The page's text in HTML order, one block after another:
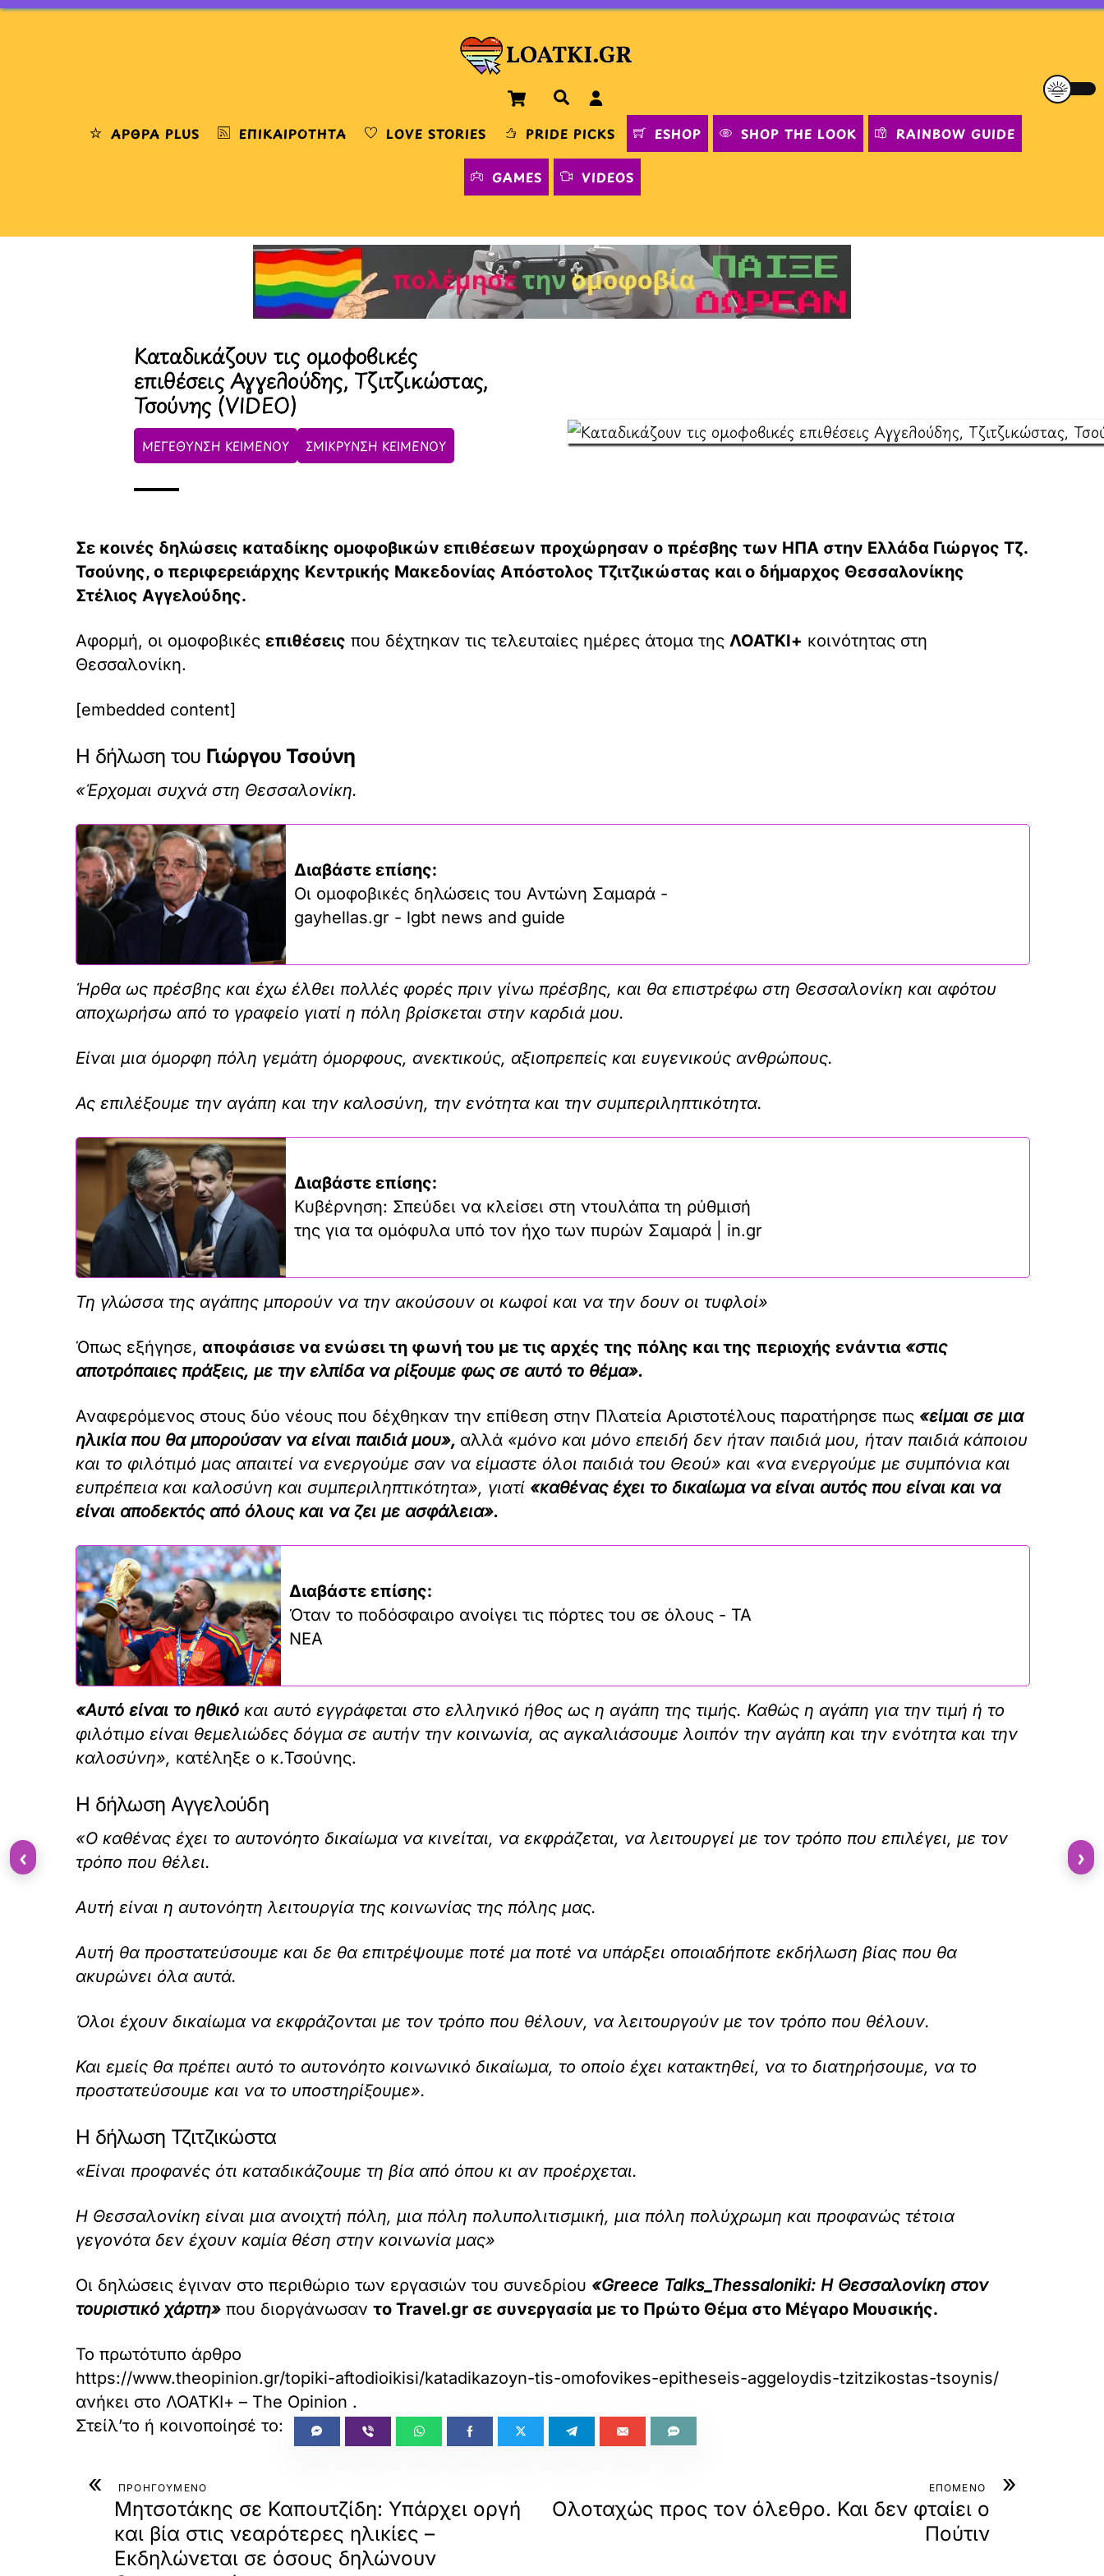
Skip
Cart Αναζήτηση
ΆΡΘΡΑ PLUS ΕΠΙΚΑΙΡΌΤΗΤΑ LOVE STORIES PRIDE PICKS ESHOP SHOP THE LOOK RAINBOW GUIDE
GAMES VIDEOS
Καταδικάζουν τις ομοφοβικές
επιθέσεις Αγγελούδης, Τζιτζικώστας,
Τσούνης (VIDEO)
ΜΕΓΕΘΥΝΣΗ ΚΕΙΜΕΝΟΥ ΣΜΙΚΡΥΝΣΗ ΚΕΙΜΕΝΟΥ
Σε κοινές δηλώσεις καταδίκης ομοφοβικών επιθέσεων προχώρησαν ο πρέσβης των ΗΠΑ στην Ελλάδα Γιώργος Τζ.
Τσούνης, ο περιφερειάρχης Κεντρικής Μακεδονίας Απόστολος Τζιτζικώστας και ο δήμαρχος Θεσσαλονίκης
Στέλιος Αγγελούδης.
Αφορμή, οι ομοφοβικές επιθέσεις που δέχτηκαν τις τελευταίες ημέρες άτομα της ΛΟΑΤΚΙ+ κοινότητας στη
Θεσσαλονίκη.
[embedded content]
Η δήλωση του Γιώργου Τσούνη
«Έρχομαι συχνά στη Θεσσαλονίκη.
Διαβάστε επίσης:
Οι ομοφοβικές δηλώσεις του Αντώνη Σαμαρά -
gayhellas.gr - lgbt news and guide
Ήρθα ως πρέσβης και έχω έλθει πολλές φορές πριν γίνω πρέσβης, και θα επιστρέφω στη Θεσσαλονίκη και αφότου
αποχωρήσω από το γραφείο γιατί η πόλη βρίσκεται στην καρδιά μου.
Είναι μια όμορφη πόλη γεμάτη όμορφους, ανεκτικούς, αξιοπρεπείς και ευγενικούς ανθρώπους.
Ας επιλέξουμε την αγάπη και την καλοσύνη, την ενότητα και την συμπεριληπτικότητα.
Διαβάστε επίσης:
Κυβέρνηση: Σπεύδει να κλείσει στη ντουλάπα τη ρύθμισή
της για τα ομόφυλα υπό τον ήχο των πυρών Σαμαρά | in.gr
Τη γλώσσα της αγάπης μπορούν να την ακούσουν οι κωφοί και να την δουν οι τυφλοί»
Όπως εξήγησε, αποφάσισε να ενώσει τη φωνή του με τις αρχές της πόλης και της περιοχής ενάντια «στις
αποτρόπαιες πράξεις, με την ελπίδα να ρίξουμε φως σε αυτό το θέμα».
Αναφερόμενος στους δύο νέους που δέχθηκαν την επίθεση στην Πλατεία Αριστοτέλους παρατήρησε πως «είμαι σε μια
ηλικία που θα μπορούσαν να είναι παιδιά μου», αλλά «μόνο και μόνο επειδή δεν ήταν παιδιά μου, ήταν παιδιά κάποιου
και το φιλότιμό μας απαιτεί να ενεργούμε σαν να είμαστε όλοι παιδιά του Θεού» και «να ενεργούμε με συμπόνια και
ευπρέπεια και καλοσύνη και συμπεριληπτικότητα», γιατί «καθένας έχει το δικαίωμα να είναι αυτός που είναι και να
είναι αποδεκτός από όλους και να ζει με ασφάλεια».
Διαβάστε επίσης:
Όταν το ποδόσφαιρο ανοίγει τις πόρτες του σε όλους - ΤΑ
ΝΕΑ
«Αυτό είναι το ηθικό και αυτό εγγράφεται στο ελληνικό ήθος ως η αγάπη της τιμής. Καθώς η αγάπη για την τιμή ή το
φιλότιμο είναι θεμελιώδες δόγμα σε αυτήν την κοινωνία, ας αγκαλιάσουμε λοιπόν την αγάπη και την ενότητα και την
καλοσύνη», κατέληξε ο κ.Τσούνης.
Η δήλωση Αγγελούδη
«Ο καθένας έχει το αυτονόητο δικαίωμα να κινείται, να εκφράζεται, να λειτουργεί με τον τρόπο που επιλέγει, με τον
τρόπο που θέλει.
Αυτή είναι η αυτονόητη λειτουργία της κοινωνίας της πόλης μας.
Αυτή θα προστατεύσουμε και δε θα επιτρέψουμε ποτέ μα ποτέ να υπάρξει οποιαδήποτε εκδήλωση βίας που θα
ακυρώνει όλα αυτά.
Όλοι έχουν δικαίωμα να εκφράζονται με τον τρόπο που θέλουν, να λειτουργούν με τον τρόπο που θέλουν.
Και εμείς θα πρέπει αυτό το αυτονόητο κοινωνικό δικαίωμα, το οποίο έχει κατακτηθεί, να το διατηρήσουμε, να το
προστατεύσουμε και να το υποστηρίξουμε».
Η δήλωση Τζιτζικώστα
«Είναι προφανές ότι καταδικάζουμε τη βία από όπου κι αν προέρχεται.
Η Θεσσαλονίκη είναι μια ανοιχτή πόλη, μια πόλη πολυπολιτισμική, μια πόλη πολύχρωμη και προφανώς τέτοια
γεγονότα δεν έχουν καμία θέση στην κοινωνία μας»
Οι δηλώσεις έγιναν στο περιθώριο των εργασιών του συνεδρίου «Greece Talks_Thessaloniki: Η Θεσσαλονίκη στον
τουριστικό χάρτη» που διοργάνωσαν το Travel.gr σε συνεργασία με το Πρώτο Θέμα στο Μέγαρο Μουσικής.
Το πρωτότυπο άρθρο
https://www.theopinion.gr/topiki-aftodioikisi/katadikazoyn-tis-omofovikes-epitheseis-aggeloydis-tzitzikostas-tsoynis/
ανήκει στο ΛΟΑΤΚΙ+ – The Opinion .
« ΠΡΟΗΓΟΥΜΕΝΟ
Μητσοτάκης σε Καπουτζίδη: Υπάρχει οργή
και βία στις νεαρότερες ηλικίες –
Εκδηλώνεται σε όσους δηλώνουν
»
ΕΠΟΜΕΝΟ
Ολοταχώς προς τον όλεθρο. Και δεν φταίει ο
Πούτιν
‹ ›